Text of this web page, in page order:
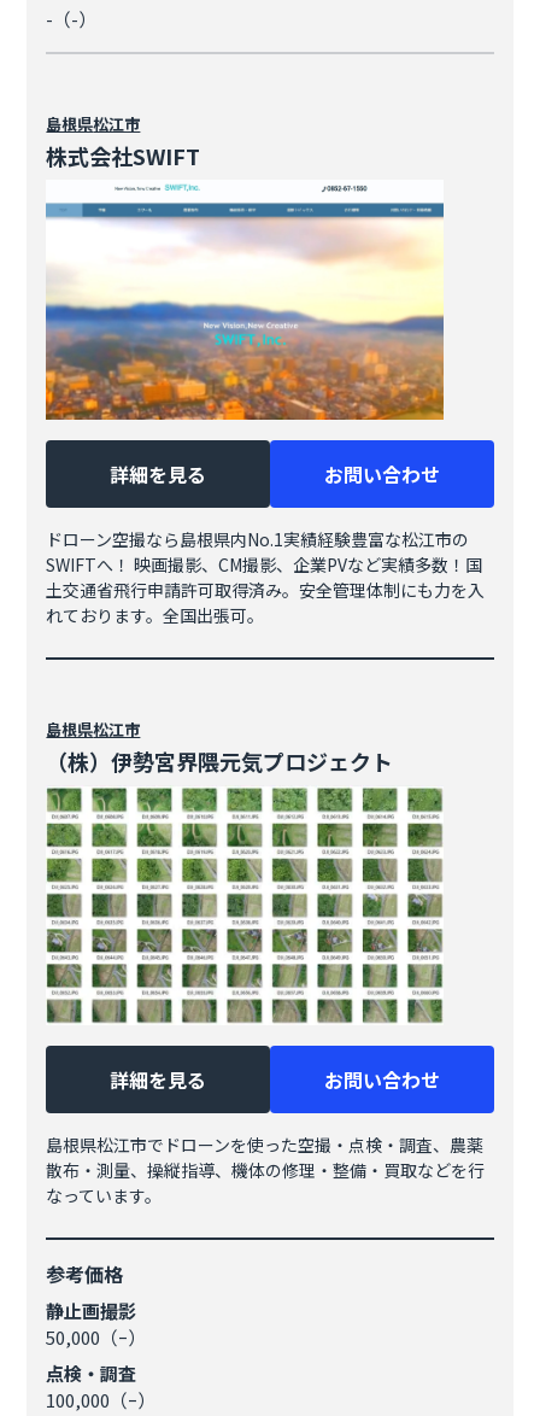
-（-）
島根県松江市
株式会社SWIFT
詳細を見る お問い合わせ
ドローン空撮なら島根県内No.1実績経験豊富な松江市の
SWIFTへ！ 映画撮影、CM撮影、企業PVなど実績多数！国
土交通省飛行申請許可取得済み。安全管理体制にも力を入
れております。全国出張可。
島根県松江市
（株）伊勢宮界隈元気プロジェクト
詳細を見る お問い合わせ
島根県松江市でドローンを使った空撮・点検・調査、農薬
散布・測量、操縦指導、機体の修理・整備・買取などを行
なっています。
参考価格
静止画撮影
50,000（ｰ）
点検・調査
100,000（ｰ）